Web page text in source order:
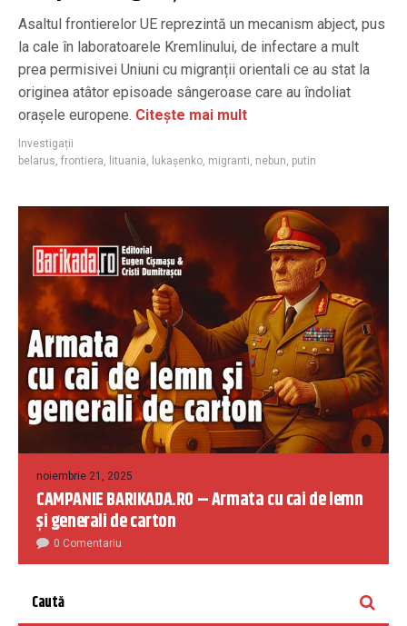
Asaltul frontierelor UE reprezintă un mecanism abject, pus
la cale în laboratoarele Kremlinului, de infectare a mult
prea permisivei Uniuni cu migranții orientali ce au stat la
originea atâtor episoade sângeroase care au îndoliat
orașele europene. Citește mai mult
Investigații
belarus, frontiera, lituania, lukașenko, migranti, nebun, putin
noiembrie 21, 2025
CAMPANIE BARIKADA.RO – Armata cu cai de lemn
și generali de carton
0 Comentariu